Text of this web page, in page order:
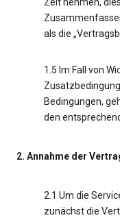
Zeit nehmen,
als die
1.5 Im Fall von
Bedingungen,
den
2. Annahme der
2.1 Um die
zunächst die